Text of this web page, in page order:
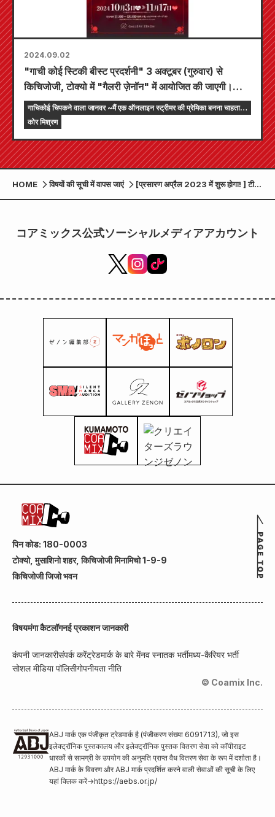
2024.09.02
"गाची कोई स्टिकी बीस्ट प्रदर्शनी" 3 अक्टूबर (गुरुवार) से
किचिजोजी, टोक्यो में "गैलरी ज़ेनॉन" में आयोजित की जाएगी।
प्रदर्शनी के लिए बनाए गए कुल 8 "जानवरों" को एक गोल मेज के
चारों ओर इकट्ठा किया जाएगा .
गाचिकोई चिपकने वाला जानवर ~मैं एक ऑनलाइन स्ट्रीमर की प्रेमिका बनना चाहता
हूं~
कोर मिश्रण
HOME विषयों की सूची में वापस जाएं
[प्रसारण अप्रैल 2023 में शुरू होगा! ] टीवी
コアミックス公式ソーシャルメディアアカウント
पिन कोड: 180-0003
टोक्यो, मुसाशिनो शहर, किचिजोजी मिनामिचो 1-9-9
किचिजोजी जिजो भवन
विषयमंगा कैटलॉगनई प्रकाशन जानकारी
कंपनी जानकारीसंपर्क करेंट्रेडमार्क के बारे मेंनव स्नातक भर्तीमध्य-कैरियर भर्ती
सोशल मीडिया पॉलिसीगोपनीयता नीति
© Coamix Inc.
ABJ मार्क एक पंजीकृत ट्रेडमार्क है (पंजीकरण संख्या 6091713), जो इस
इलेक्ट्रॉनिक पुस्तकालय और इलेक्ट्रॉनिक पुस्तक वितरण सेवा को कॉपीराइट
धारकों से सामग्री के उपयोग की अनुमति प्राप्त वैध वितरण सेवा के रूप में दर्शाता है।
ABJ मार्क के विवरण और ABJ मार्क प्रदर्शित करने वाली सेवाओं की सूची के लिए
यहां क्लिक करें→https://aebs.or.jp/